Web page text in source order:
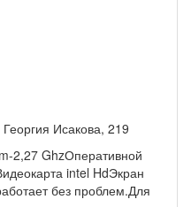
Исакова, 219
2,27 GhzОперативной
intel HdЭкран
без проблем.Для